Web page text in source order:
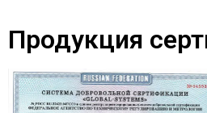
Продукция